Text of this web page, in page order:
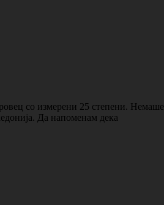
со измерени 25 степени. Немаше
Да напоменам дека